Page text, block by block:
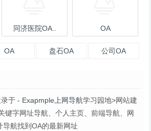
同济医院OA.. OA
OA 盘石OA 公司OA
于 - Exapmple上网导航学习园地>网站建
键字网址导航、个人主页、前端导航、网
航找到OA的最新网址